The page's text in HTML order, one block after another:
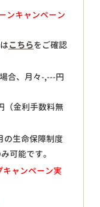
ンキャンペーン
こちらをご確認
合、月々-,---円
（金利手数料無
の生命保障制度
可能です。
ャンペーン実